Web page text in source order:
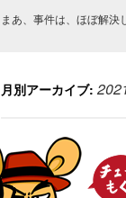
まあ、事件は、ほぼ解決
月別アーカイブ: